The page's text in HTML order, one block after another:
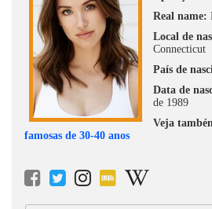
Real name:
Local de
Connecticut
País de
Data de
de 1989
Veja
famosas de 30-40 anos